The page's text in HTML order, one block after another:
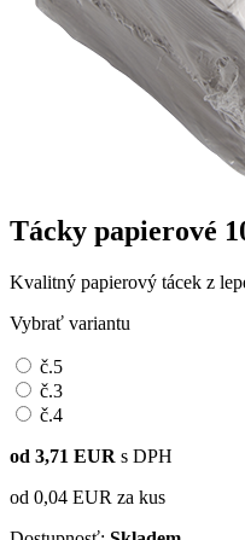
Tácky papierové
Kvalitný papierový tácek z
Vybrať variantu
č.5
č.3
č.4
od 3,71 EUR s DPH
od 0,04 EUR za kus